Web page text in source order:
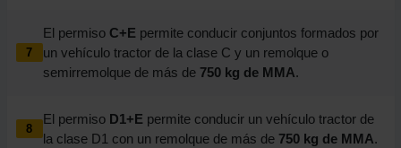
7
El permiso C+E permite conducir conjuntos formados por
un vehículo tractor de la clase C y un remolque o
semirremolque de más de 750 kg de MMA.
8
El permiso D1+E permite conducir un vehículo tractor de
la clase D1 con un remolque de más de 750 kg de MMA.